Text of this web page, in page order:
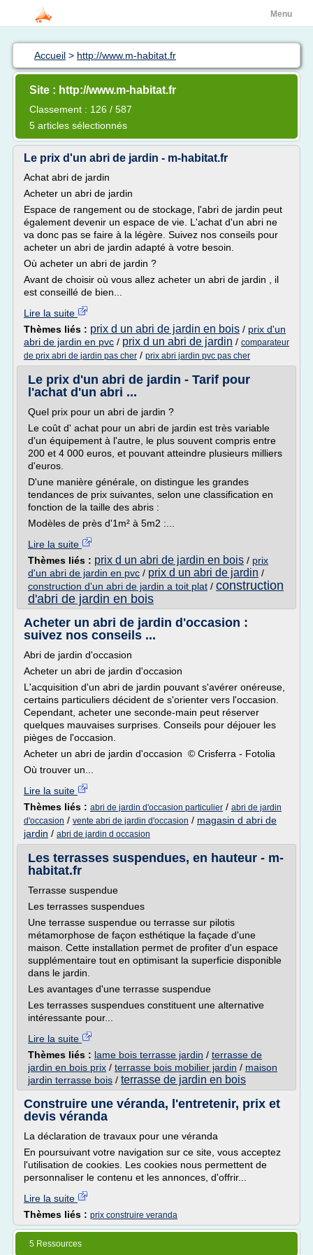
Menu
Accueil > http://www.m-habitat.fr
Site : http://www.m-habitat.fr
Classement : 126 / 587
5 articles sélectionnés
Le prix d'un abri de jardin - m-habitat.fr
Achat abri de jardin
Acheter un abri de jardin
Espace de rangement ou de stockage, l'abri de jardin peut
également devenir un espace de vie. L'achat d'un abri ne
va donc pas se faire à la légère. Suivez nos conseils pour
acheter un abri de jardin adapté à votre besoin.
Où acheter un abri de jardin ?
Avant de choisir où vous allez acheter un abri de jardin , il
est conseillé de bien...
Lire la suite
Thèmes liés : prix d un abri de jardin en bois / prix d'un
abri de jardin en pvc / prix d un abri de jardin / comparateur
de prix abri de jardin pas cher / prix abri jardin pvc pas cher
Le prix d'un abri de jardin - Tarif pour
l'achat d'un abri ...
Quel prix pour un abri de jardin ?
Le coût d' achat pour un abri de jardin est très variable
d'un équipement à l'autre, le plus souvent compris entre
200 et 4 000 euros, et pouvant atteindre plusieurs milliers
d'euros.
D'une manière générale, on distingue les grandes
tendances de prix suivantes, selon une classification en
fonction de la taille des abris :
Modèles de près d'1m² à 5m2 :...
Lire la suite
Thèmes liés : prix d un abri de jardin en bois / prix
d'un abri de jardin en pvc / prix d un abri de jardin /
construction d'un abri de jardin a toit plat / construction
d'abri de jardin en bois
Acheter un abri de jardin d'occasion :
suivez nos conseils ...
Abri de jardin d'occasion
Acheter un abri de jardin d'occasion
L'acquisition d'un abri de jardin pouvant s'avérer onéreuse,
certains particuliers décident de s'orienter vers l'occasion.
Cependant, acheter une seconde-main peut réserver
quelques mauvaises surprises. Conseils pour déjouer les
pièges de l'occasion.
Acheter un abri de jardin d'occasion © Crisferra - Fotolia
Où trouver un...
Lire la suite
Thèmes liés : abri de jardin d'occasion particulier / abri de jardin
d'occasion / vente abri de jardin d'occasion / magasin d abri de
jardin / abri de jardin d occasion
Les terrasses suspendues, en hauteur - m-
habitat.fr
Terrasse suspendue
Les terrasses suspendues
Une terrasse suspendue ou terrasse sur pilotis
métamorphose de façon esthétique la façade d'une
maison. Cette installation permet de profiter d'un espace
supplémentaire tout en optimisant la superficie disponible
dans le jardin.
Les avantages d'une terrasse suspendue
Les terrasses suspendues constituent une alternative
intéressante pour...
Lire la suite
Thèmes liés : lame bois terrasse jardin / terrasse de
jardin en bois prix / terrasse bois mobilier jardin / maison
jardin terrasse bois / terrasse de jardin en bois
Construire une véranda, l'entretenir, prix et
devis véranda
La déclaration de travaux pour une véranda
En poursuivant votre navigation sur ce site, vous acceptez
l'utilisation de cookies. Les cookies nous permettent de
personnaliser le contenu et les annonces, d'offrir...
Lire la suite
Thèmes liés : prix construire veranda
5 Ressources